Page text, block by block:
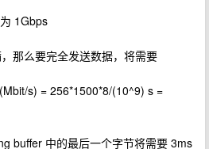
1Gbps
那么要完全发送数据，将需要
s) = 256*1500*8/(10^9) s =
buffer 中的最后一个字节将需要 3ms